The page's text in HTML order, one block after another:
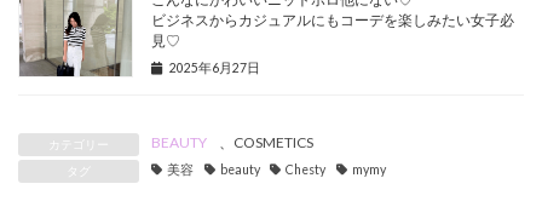
ビジネスからカジュアルにもコーデを楽しみたい女子必
見♡
2025年6月27日
カテゴリー BEAUTY COSMETICS
タグ 美容 beauty Chesty mymy